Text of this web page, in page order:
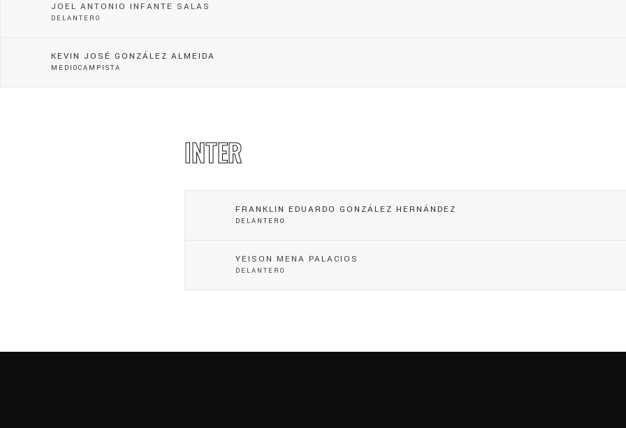
JOEL ANTONIO INFANTE SALAS
DELANTERO
KEVIN JOSÉ GONZÁLEZ ALMEIDA
MEDIOCAMPISTA
INTER
FRANKLIN EDUARDO GONZÁLEZ HERNÁNDEZ
DELANTERO
YEISON MENA PALACIOS
DELANTERO